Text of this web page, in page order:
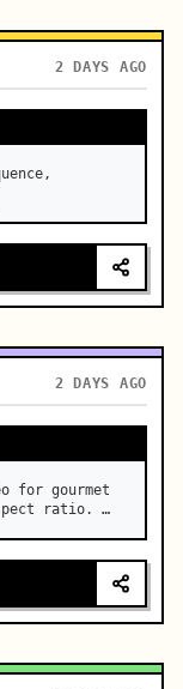
2 DAYS AGO
2 DAYS AGO
for gourmet
ratio. …